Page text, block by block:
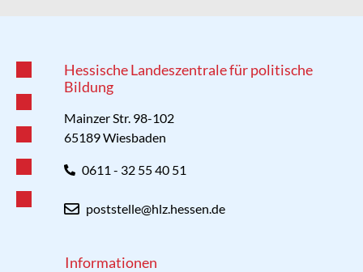
Hessische Landeszentrale für politische
Bildung
Mainzer Str. 98-102
65189 Wiesbaden
0611 - 32 55 40 51
poststelle@hlz.hessen.de
Informationen